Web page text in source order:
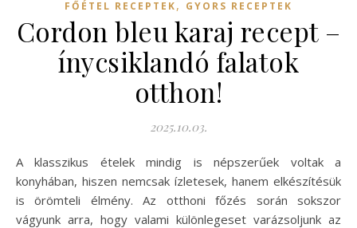
FŐÉTEL RECEPTEK, GYORS RECEPTEK
Cordon bleu karaj recept –
ínycsiklandó falatok
otthon!
2025.10.03.
A klasszikus ételek mindig is népszerűek voltak a
konyhában, hiszen nemcsak ízletesek, hanem elkészítésük
is örömteli élmény. Az otthoni főzés során sokszor
vágyunk arra, hogy valami különlegeset varázsoljunk az